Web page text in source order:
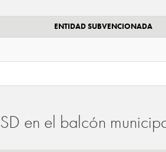
ENTIDAD SUBVENCIONADA
en el balcón